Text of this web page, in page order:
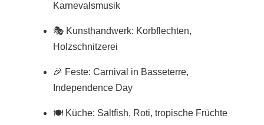
Karnevalsmusik
🎭 Kunsthandwerk: Korbflechten,
Holzschnitzerei
🎉 Feste: Carnival in Basseterre,
Independence Day
🍽️ Küche: Saltfish, Roti, tropische Früchte